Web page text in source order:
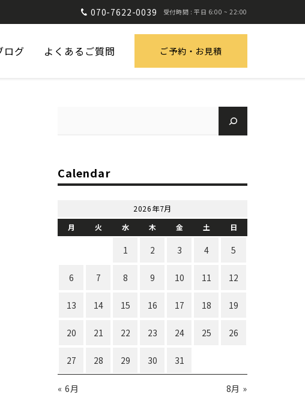
070-7622-0039 受付時間 : 平日 6:00 ~ 22:00
ログ よくあるご質問 ご予約・お見積
Calendar
2026年7月
月
火 水 木 金 土 日
1 2 3 4 5
6 7 8 9 10 11 12
13 14 15 16 17 18 19
20 21 22 23 24 25 26
27 28 29 30 31
« 6月 8月 »